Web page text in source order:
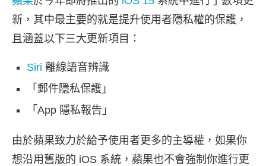
新，其中最主要的就是提升使用者隱私權的保護，
且涵蓋以下三大更新項目：
Siri 離線語音辨識
「郵件隱私保護」
「App 隱私報告」
由於蘋果致力於給予使用者更多的主導權，如果你
想沿用舊版的 iOS 系統，蘋果也不會強制你進行更